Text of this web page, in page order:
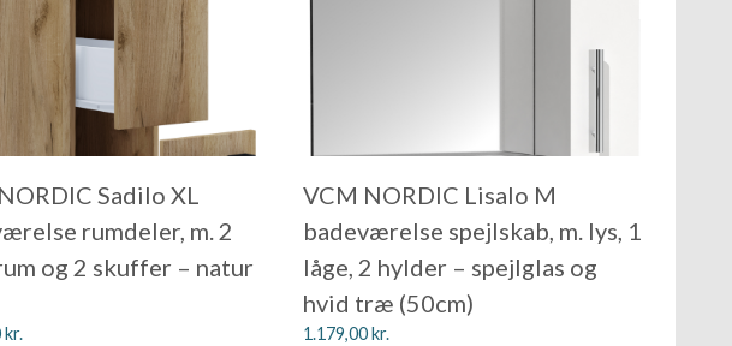
Sadilo XL
rumdeler, m. 2
og 2 skuffer – natur
kr.
VCM NORDIC Lisalo M
badeværelse spejlskab, m. lys, 1
låge, 2 hylder – spejlglas og
hvid træ (50cm)
1.179,00kr.